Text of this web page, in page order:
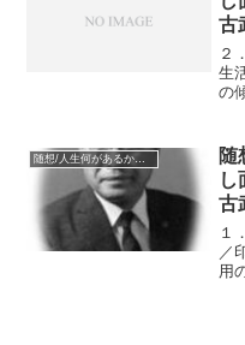
古
圓
２
生
の
ま
り
随想/人生何があるかわからない
随
し
古
圓
１
／
用